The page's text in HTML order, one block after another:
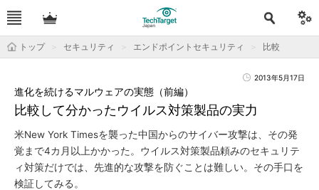
トップ セキュリティ エンドポイントセキュリティ 比較
2013年5月17日
比較して分かったウイルス対策製品の実力
進化を続けるマルウェアの実態（前編）
米New York Timesを襲った中国からのサイバー攻撃は、その発
覚まで4カ月以上かかった。ウイルス対策製品頼みのセキュリテ
ィ対策だけでは、先進的な攻撃を防ぐことは難しい。その手口を
検証してみる。